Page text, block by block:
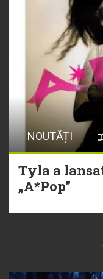
NOUTĂȚI
Tyla a
„A*Pop”